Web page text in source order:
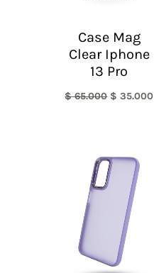
Case Mag
Clear Iphone
13 Pro
$65.000 $ 35.000